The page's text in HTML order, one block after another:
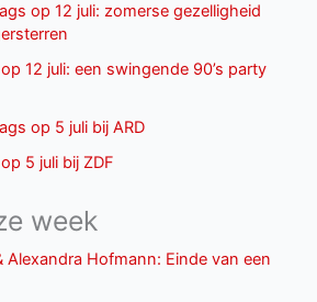
op 12 juli: zomerse gezelligheid
12 juli: een swingende 90’s party
op 5 juli bij ARD
5 juli bij ZDF
week
Alexandra Hofmann: Einde van een